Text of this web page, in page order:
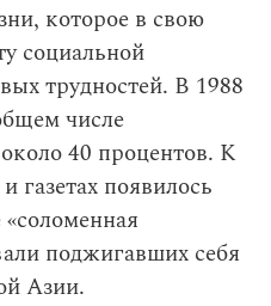
которое в свою
социальной
трудностей. В 1988
числе
около 40 процентов. К
газетах появилось
поджигавших себя
Азии.